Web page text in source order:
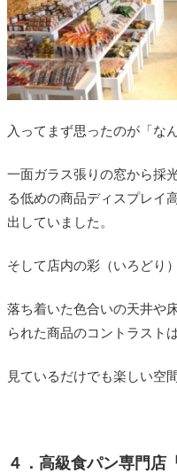
入ってまず思ったのが「な
一面ガラス張りの窓から採
る低めの商品ディスプレイ
出していました。
そして店内の彩（いろどり
落ち着いた色合いの天井や
られた商品のコントラスト
見ているだけでも楽しい空
４．高級食パン専門店